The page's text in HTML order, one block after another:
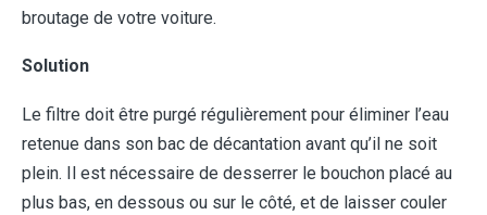
broutage de votre voiture.
Solution
Le filtre doit être purgé régulièrement pour éliminer l’eau
retenue dans son bac de décantation avant qu’il ne soit
plein. Il est nécessaire de desserrer le bouchon placé au
plus bas, en dessous ou sur le côté, et de laisser couler